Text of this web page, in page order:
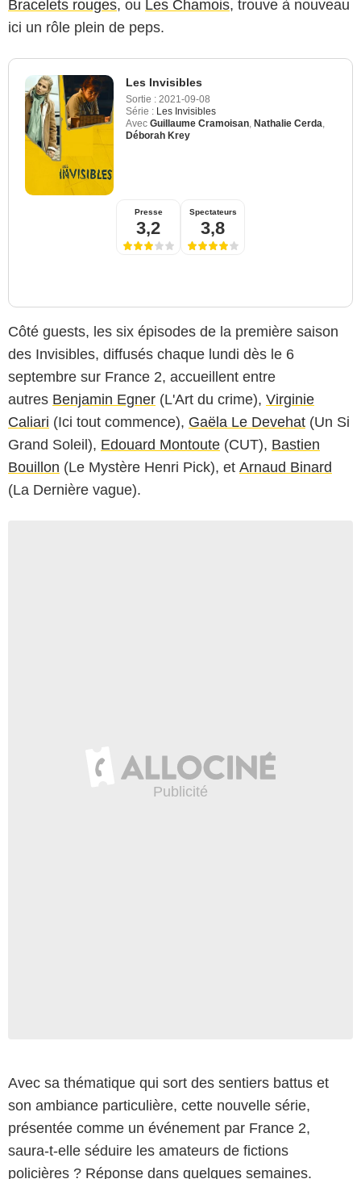
Bracelets rouges, ou Les Chamois, trouve à nouveau
ici un rôle plein de peps.
Les Invisibles
Sortie : 2021-09-08
Série : Les Invisibles
Avec Guillaume Cramoisan Nathalie Cerda
Déborah Krey
Presse
3,2
Spectateurs
3,8
Côté guests, les six épisodes de la première saison
des Invisibles, diffusés chaque lundi dès le 6
septembre sur France 2, accueillent entre
autres Benjamin Egner (L'Art du crime), Virginie
Caliari (Ici tout commence), Gaëla Le Devehat (Un Si
Grand Soleil), Edouard Montoute (CUT), Bastien
Bouillon (Le Mystère Henri Pick), et Arnaud Binard
(La Dernière vague).
Avec sa thématique qui sort des sentiers battus et
son ambiance particulière, cette nouvelle série,
présentée comme un événement par France 2,
saura-t-elle séduire les amateurs de fictions
policières ? Réponse dans quelques semaines.